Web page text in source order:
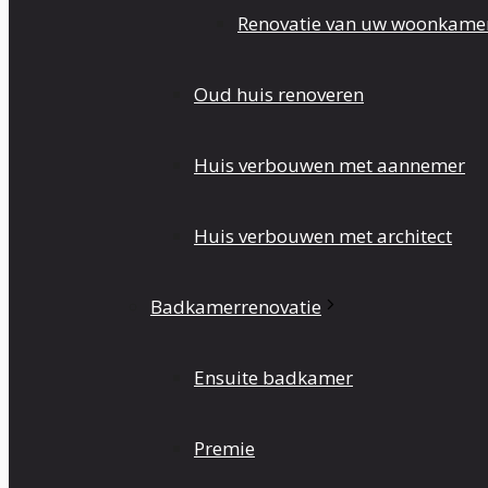
Renovatie van uw
Oud huis renoveren
Huis verbouwen met aannemer
Huis verbouwen met architect
Badkamerrenovatie
Ensuite badkamer
Premie